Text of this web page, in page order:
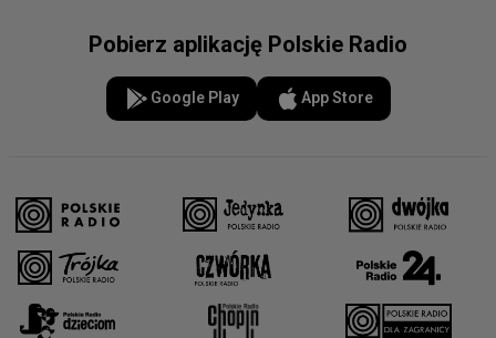
Pobierz aplikację Polskie Radio
Google Play App Store